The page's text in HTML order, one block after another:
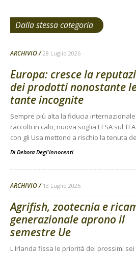
Dalla stessa categoria
ARCHIVIO 28 Luglio 2026
Europa: cresce la
dei prodotti nonostante
tante incognite
Sempre più alta la fiducia
raccolti in calo, nuova soglia EFSA sul
con gli Usa mettono a rischio la tenuta
Di Debora Degl'Innocenti
ARCHIVIO 13 Luglio 2026
Agrifish, zootecnia e
generazionale aprono il
semestre Ue
L'Irlanda fissa le priorità dei prossimi